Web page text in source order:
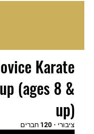
Karate
(ages 8 &
up)
ציבורי · 120 חברים